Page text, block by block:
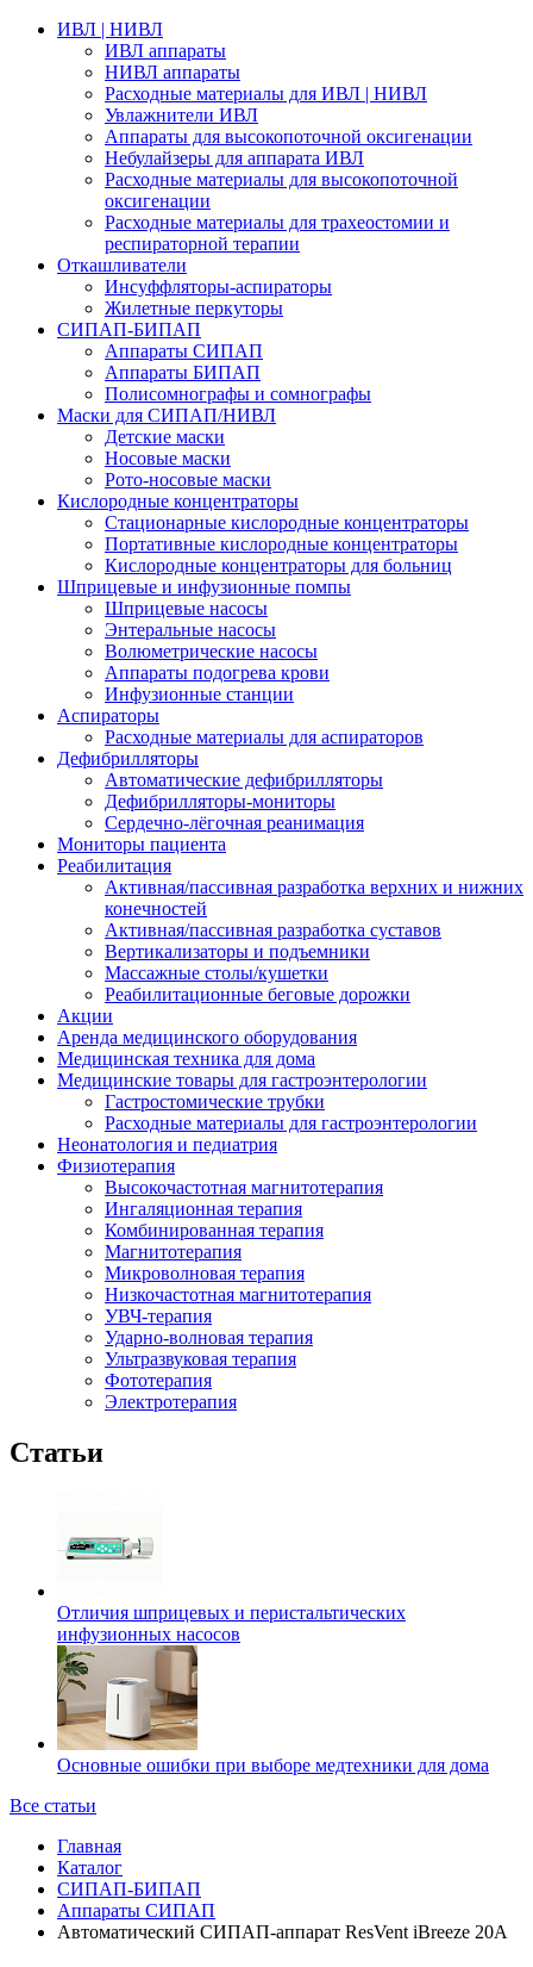
ИВЛ | НИВЛ
ИВЛ аппараты
НИВЛ аппараты
Расходные материалы для ИВЛ | НИВЛ
Увлажнители ИВЛ
Аппараты для высокопоточной оксигенации
Небулайзеры для аппарата ИВЛ
Расходные материалы для высокопоточной
оксигенации
Расходные материалы для трахеостомии и
респираторной терапии
Откашливатели
Инсуффляторы-аспираторы
Жилетные перкуторы
CИПАП-БИПАП
Аппараты СИПАП
Аппараты БИПАП
Полисомнографы и сомнографы
Маски для СИПАП/НИВЛ
Детские маски
Носовые маски
Рото-носовые маски
Кислородные концентраторы
Стационарные кислородные концентраторы
Портативные кислородные концентраторы
Кислородные концентраторы для больниц
Шприцевые и инфузионные помпы
Шприцевые насосы
Энтеральные насосы
Волюметрические насосы
Аппараты подогрева крови
Инфузионные станции
Аспираторы
Расходные материалы для аспираторов
Дефибрилляторы
Автоматические дефибрилляторы
Дефибрилляторы-мониторы
Сердечно-лёгочная реанимация
Мониторы пациента
Реабилитация
Активная/пассивная разработка верхних и нижних
конечностей
Активная/пассивная разработка суставов
Вертикализаторы и подъемники
Массажные столы/кушетки
Реабилитационные беговые дорожки
Акции
Аренда медицинского оборудования
Медицинская техника для дома
Медицинские товары для гастроэнтерологии
Гастростомические трубки
Расходные материалы для гастроэнтерологии
Неонатология и педиатрия
Физиотерапия
Высокочастотная магнитотерапия
Ингаляционная терапия
Комбинированная терапия
Магнитотерапия
Микроволновая терапия
Низкочастотная магнитотерапия
УВЧ-терапия
Ударно-волновая терапия
Ультразвуковая терапия
Фототерапия
Электротерапия
Статьи
Отличия шприцевых и перистальтических
инфузионных насосов
Основные ошибки при выборе медтехники для дома
Все статьи
Главная
Каталог
CИПАП-БИПАП
Аппараты СИПАП
Автоматический СИПАП-аппарат ResVent iBreeze 20A